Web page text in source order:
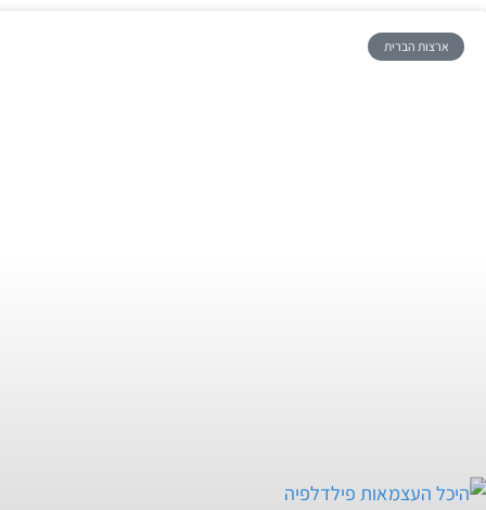
ארצות הברית